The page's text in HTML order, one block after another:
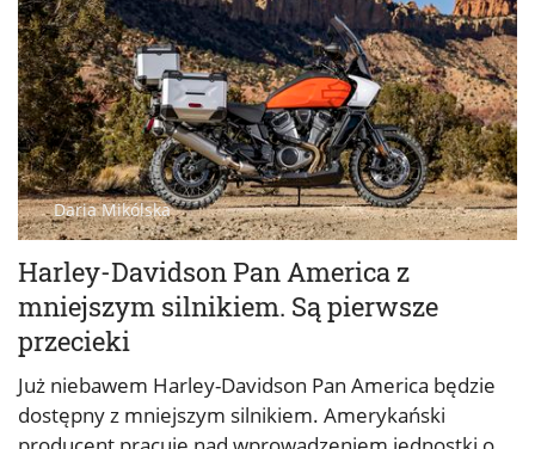
Harley-Davidson Pan America z
mniejszym silnikiem. Są pierwsze
przecieki
Daria Mikólska
Już niebawem Harley-Davidson Pan America będzie
dostępny z mniejszym silnikiem. Amerykański